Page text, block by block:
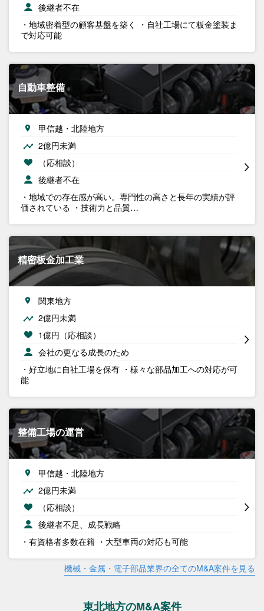
後継者不在
・地域密着型の顧客基盤を築く ・自社工場にて板金塗装ま
で対応可能
自動車整備
甲信越・北陸地方
2億円未満
（応相談）
後継者不在
・地域での存在感が高い。専門性の高さと長年の実績が評
価されている ・技術力と品質…
精密板金加工業
関東地方
2億円未満
1億円（応相談）
会社の更なる成長のため
・好立地に自社工場を保有 ・様々な部品加工への対応が可
能
整備工場の運営
甲信越・北陸地方
2億円未満
（応相談）
後継者不足、成長戦略
・有資格者多数在籍 ・大型車両の対応も可能
機械・金属・電子部品業界の全てのM&A案件を見る
東北地方のM&A案件